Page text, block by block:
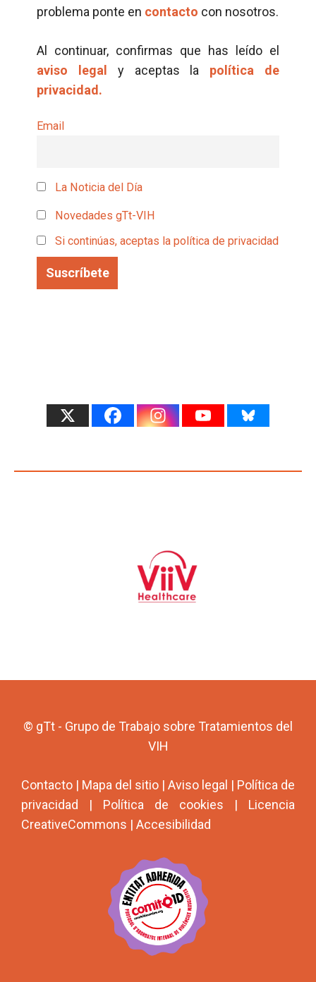
problema ponte en contacto con nosotros.
Al continuar, confirmas que has leído el
aviso legal
y aceptas la política de
privacidad.
Email
La Noticia del Día
Novedades gTt-VIH
Si continúas, aceptas la política de privacidad
© gTt - Grupo de Trabajo sobre Tratamientos del
VIH
Contacto | Mapa del sitio | Aviso legal | Política de
privacidad | Política de cookies | Licencia
CreativeCommons | Accesibilidad